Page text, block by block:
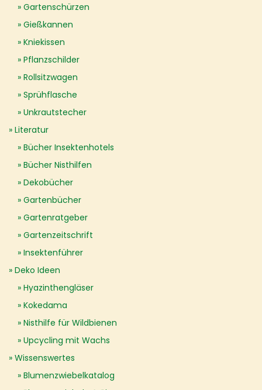
Gartenschürzen
Gießkannen
Kniekissen
Pflanzschilder
Rollsitzwagen
Sprühflasche
Unkrautstecher
Literatur
Bücher Insektenhotels
Bücher Nisthilfen
Dekobücher
Gartenbücher
Gartenratgeber
Gartenzeitschrift
Insektenführer
Deko Ideen
Hyazinthengläser
Kokedama
Nisthilfe für Wildbienen
Upcycling mit Wachs
Wissenswertes
Blumenzwiebelkatalog